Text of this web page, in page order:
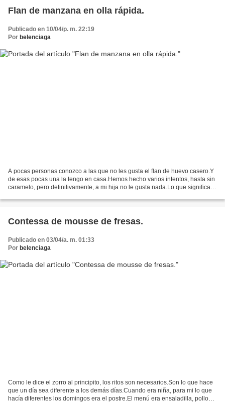
Flan de manzana en olla rápida.
Publicado en 10/04/p. m. 22:19
Por belenciaga
A pocas personas conozco a las que no les gusta el flan de huevo casero.Y
de esas pocas una la tengo en casa.Hemos hecho varios intentos, hasta sin
caramelo, pero definitivamente, a mi hija no le gusta nada.Lo que significa
Contessa de mousse de fresas.
Publicado en 03/04/a. m. 01:33
Por belenciaga
Como le dice el zorro al principito, los ritos son necesarios.Son lo que hace
que un día sea diferente a los demás días.Cuando era niña, para mi lo que
hacía diferentes los domingos era el postre.El menú era ensaladilla, pollo